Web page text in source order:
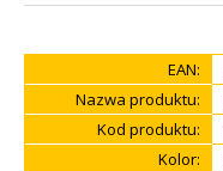
EAN:
Nazwa produktu:
Kod produktu:
Kolor: